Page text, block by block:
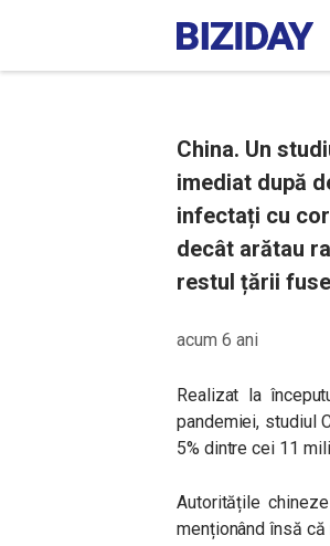
China. Un
imediat după
infectați cu
decât arătau
restul țării
acum 6 ani
Realizat la
pandemiei, studiul
5% dintre cei 11
Autoritățile
menționând însă